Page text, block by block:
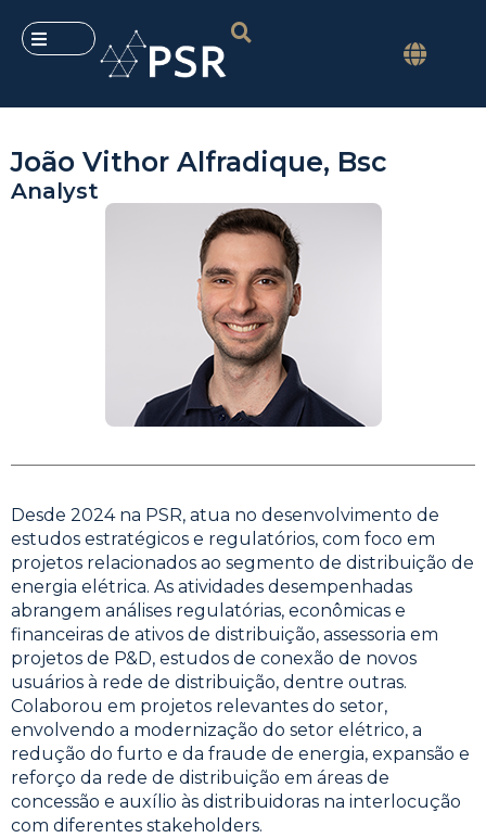
João Vithor Alfradique, Bsc
Analyst
Desde 2024 na PSR, atua no desenvolvimento de
estudos estratégicos e regulatórios, com foco em
projetos relacionados ao segmento de distribuição de
energia elétrica. As atividades desempenhadas
abrangem análises regulatórias, econômicas e
financeiras de ativos de distribuição, assessoria em
projetos de P&D, estudos de conexão de novos
usuários à rede de distribuição, dentre outras.
Colaborou em projetos relevantes do setor,
envolvendo a modernização do setor elétrico, a
redução do furto e da fraude de energia, expansão e
reforço da rede de distribuição em áreas de
concessão e auxílio às distribuidoras na interlocução
com diferentes stakeholders.